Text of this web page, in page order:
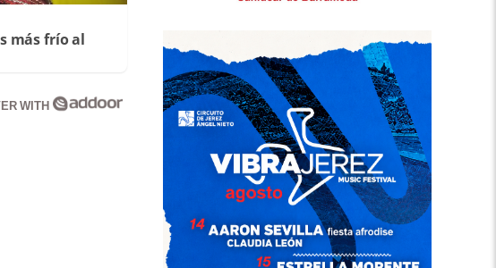
más frío al
WITH